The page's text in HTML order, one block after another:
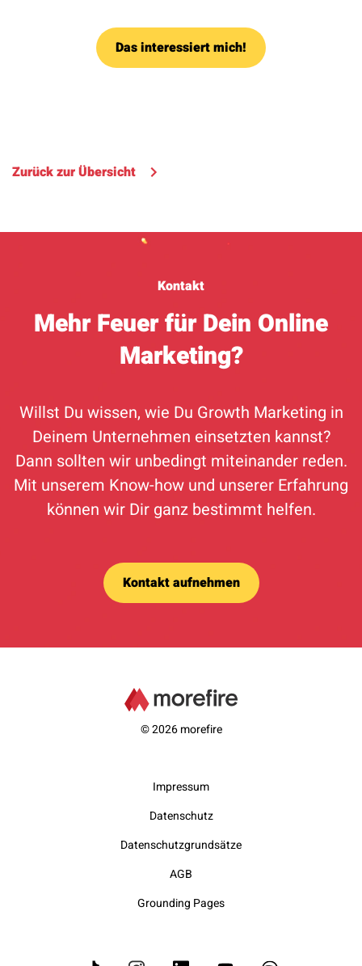
Das interessiert mich!
Zurück zur Übersicht
Kontakt
Mehr Feuer für Dein Online
Marketing?
Willst Du wissen, wie Du Growth Marketing in
Deinem Unternehmen einsetzten kannst?
Dann sollten wir unbedingt miteinander reden.
Mit unserem Know-how und unserer Erfahrung
können wir Dir ganz bestimmt helfen.
Kontakt aufnehmen
© 2026 morefire
Impressum
Datenschutz
Datenschutzgrundsätze
AGB
Grounding Pages